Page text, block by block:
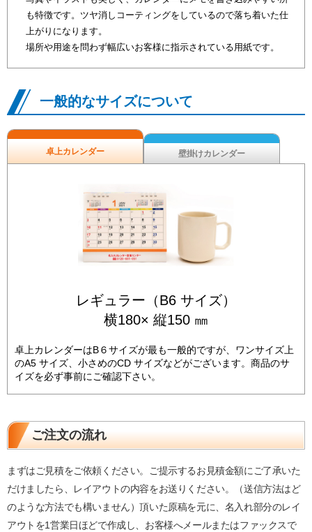
も特徴です。ツヤ消しコーティングをしているので落ち着いた仕
上がりになります。
場所や用途を問わず幅広いお客様に指示されている用紙です。
一般的なサイズについて
卓上カレンダー 壁掛けカレンダー
レギュラー（B6 サイズ）
横180× 縦150 ㎜
卓上カレンダーはB６サイズが最も一般的ですが、ワンサイズ上
のA5 サイズ、小さめのCD サイズなどがございます。商品のサ
イズを必ず事前にご確認下さい。
ご注文の流れ
まずはご見積をご依頼ください。ご提示するお見積金額にご了承いた
だけましたら、レイアウトの内容をお送りください。（送信方法はど
のような方法でも構いません）頂いた原稿を元に、名入れ部分のレイ
アウトを1営業日ほどで作成し、お客様へメールまたはファックスで